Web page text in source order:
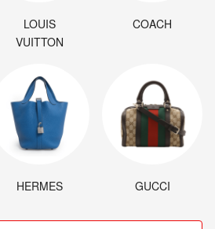
LOUIS
VUITTON
COACH
HERMES GUCCI